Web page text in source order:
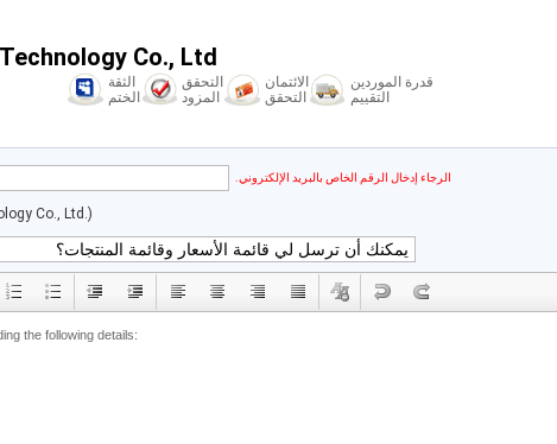
Co., Ltd.
الثقة
الختم
التحقق
المزود
الائتمان
التحقق
قدرة الموردين
التقييم
الرجاء إدخال الرقم الخاص بالبريد الإلكتروني.
Co., Ltd.)